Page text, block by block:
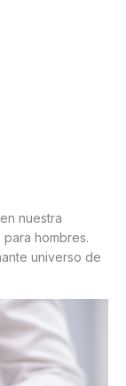
nuestra
hombres.
universo de